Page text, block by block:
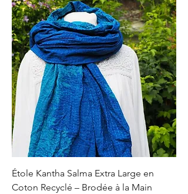
Étole Kantha Salma Extra Large en
Coton Recyclé – Brodée à la Main